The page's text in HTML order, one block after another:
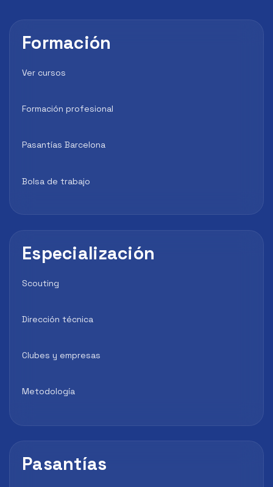
Formación
Ver cursos
Formación profesional
Pasantías Barcelona
Bolsa de trabajo
Especialización
Scouting
Dirección técnica
Clubes y empresas
Metodología
Pasantías